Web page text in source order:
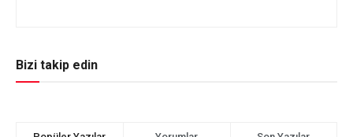
Bizi takip edin